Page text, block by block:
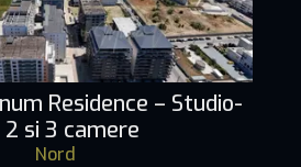
Residence – Studio-
2 si 3 camere
Nord